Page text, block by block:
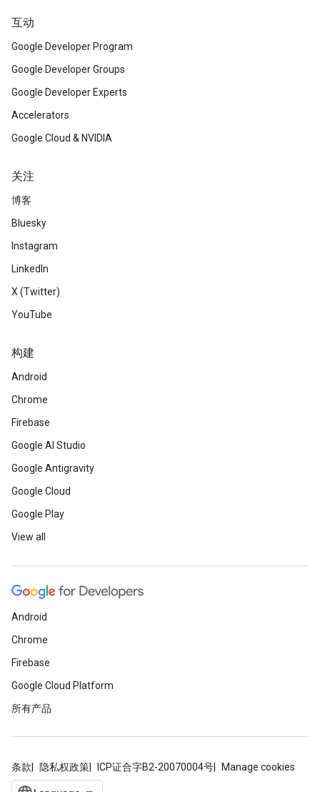
互动
Google Developer Program
Google Developer Groups
Google Developer Experts
Accelerators
Google Cloud & NVIDIA
关注
博客
Bluesky
Instagram
LinkedIn
X (Twitter)
YouTube
构建
Android
Chrome
Firebase
Google AI Studio
Google Antigravity
Google Cloud
Google Play
View all
Android
Chrome
Firebase
Google Cloud Platform
所有产品
条款 隐私权政策 ICP证合字B2-20070004号 Manage cookies